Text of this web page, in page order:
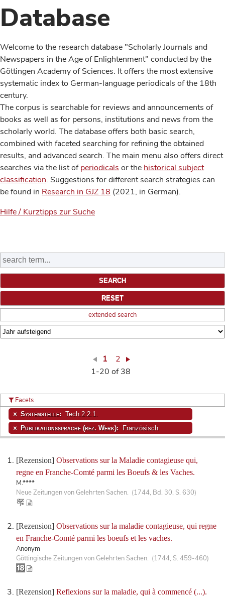
Database
Welcome to the research database "Scholarly Journals and
Newspapers in the Age of Enlightenment" conducted by the
Göttingen Academy of Sciences. It offers the most extensive
systematic index to German-language periodicals of the 18th
century.
The corpus is searchable for reviews and announcements of
books as well as for persons, institutions and news from the
scholarly world. The database offers both basic search,
combined with faceted searching for refining the obtained
results, and advanced search. The main menu also offers direct
searches via the list ofperiodicals or the historical subject
classification. Suggestions for different search strategies can
be found in Research in GJZ 18 (2021, in German).
Hilfe / Kurztipps zur Suche
extended search
1
2
1-20 of 38
[Rezension] Observations sur la Maladie contagieuse qui,
regne en Franche-Comté parmi les Boeufs & les Vaches.
M.****
Neue Zeitungen von Gelehrten Sachen. (1744, Bd. 30, S. 630)
[Rezension] Observations sur la maladie contagieuse, qui regne
en Franche-Comté parmi les boeufs et les vaches.
Anonym
Göttingische Zeitungen von Gelehrten Sachen. (1744, S. 459-460)
[Rezension] Reflexions sur la maladie, qui à commencé (...).
Facets
Systemstelle: Tech.2.2.1.
Publikationssprache (rez. Werk): Französisch